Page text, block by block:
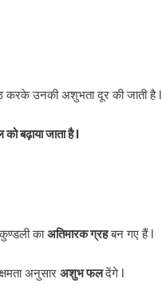
करके उनकी अशुभता दूर की जाती है l
बढ़ाया जाता है l
काअतिमारक ग्रहबन गए हैं l
अनुसारअशुभ फलदेंगे l